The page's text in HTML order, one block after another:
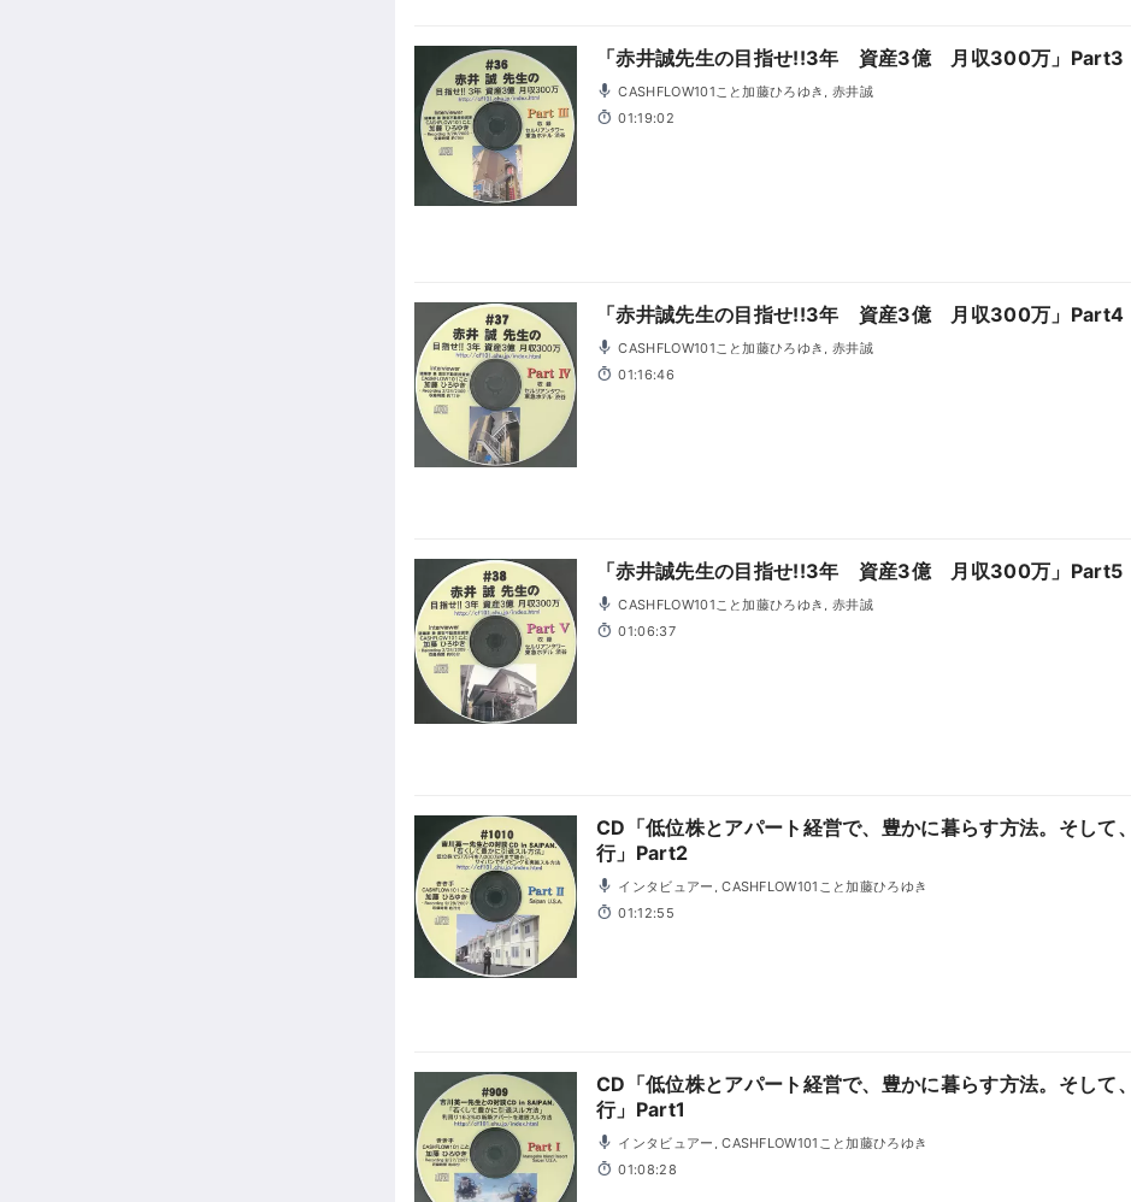
「赤井誠先生の目指せ!!3年 資産3億 月収300万」Part3
CASHFLOW101こと加藤ひろゆき, 赤井誠
01:19:02
「赤井誠先生の目指せ!!3年 資産3億 月収300万」Part4
CASHFLOW101こと加藤ひろゆき, 赤井誠
01:16:46
「赤井誠先生の目指せ!!3年 資産3億 月収300万」Part5
CASHFLOW101こと加藤ひろゆき, 赤井誠
01:06:37
CD「低位株とアパート経営で、豊かに暮らす方法。そして
行」Part2
インタビュアー, CASHFLOW101こと加藤ひろゆき
01:12:55
CD「低位株とアパート経営で、豊かに暮らす方法。そして
行」Part1
インタビュアー, CASHFLOW101こと加藤ひろゆき
01:08:28